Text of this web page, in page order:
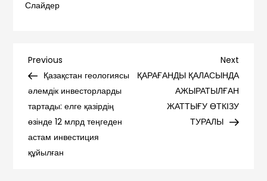
Слайдер
Навигация
по
записям
Previous
Post
Previous
Қазақстан геологиясы
әлемдік инвесторларды
тартады: елге қазірдің
өзінде 12 млрд теңгеден
астам инвестиция
құйылған
Next
Post
Next
ҚАРАҒАНДЫ ҚАЛАСЫНДА
АЖЫРАТЫЛҒАН
ЖАТТЫҒУ ӨТКІЗУ
ТУРАЛЫ